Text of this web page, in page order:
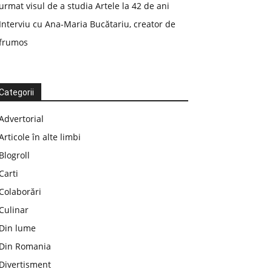
visul de a studia Artele la 42 de ani
cu Ana-Maria Bucătariu, creator de
în alte limbi
lume
Romania